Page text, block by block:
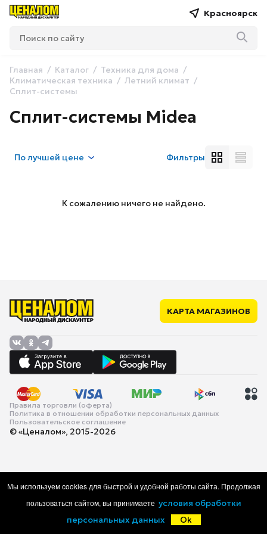
Красноярск
Главная Каталог
Техника для дома
Климатическая техника
Летний климат
Сплит-системы
Сплит-системы Midea
Получшей цене Фильтры
К сожалению ничего не найдено.
КАРТА МАГАЗИНОВ
Правила торговли (оферта)
Политика в отношении обработки персональных данных
Пользовательское соглашение
© «Ценалом», 2015-2026
Каталог Корзина Избранное
Мы используем cookies для быстрой и удобной работы сайта. Продолжая
пользоваться сайтом, вы принимаете условия обработки
персональных данных
Ok